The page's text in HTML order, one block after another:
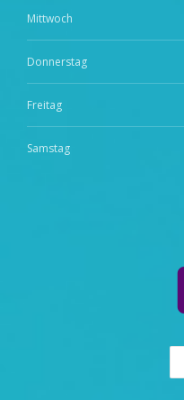
Mittwoch
Donnerstag
Freitag
Samstag